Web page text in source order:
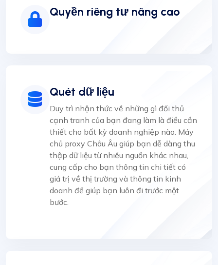
Quyền riêng tư nâng cao
Quét dữ liệu
Duy trì nhận thức về những gì đối thủ
cạnh tranh của bạn đang làm là điều cần
thiết cho bất kỳ doanh nghiệp nào. Máy
chủ proxy Châu Âu giúp bạn dễ dàng thu
thập dữ liệu từ nhiều nguồn khác nhau,
cung cấp cho bạn thông tin chi tiết có
giá trị về thị trường và thông tin kinh
doanh để giúp bạn luôn đi trước một
bước.